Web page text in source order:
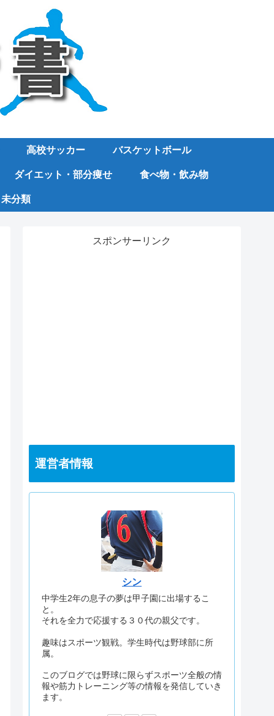
高校サッカー バスケットボール
ダイエット・部分痩せ 食べ物・飲み物
未分類
スポンサーリンク
運営者情報
シン
中学生2年の息子の夢は甲子園に出場するこ
と。
それを全力で応援する３０代の親父です。
趣味はスポーツ観戦。学生時代は野球部に所
属。
このブログでは野球に限らずスポーツ全般の情
報や筋力トレーニング等の情報を発信していき
ます。